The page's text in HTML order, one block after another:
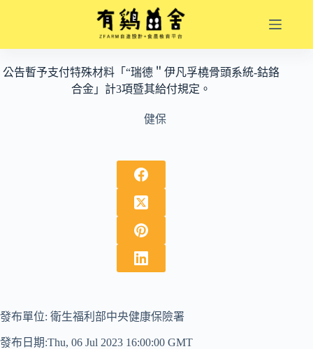
內
公告暫予支付特殊材料「“瑞德＂伊凡孚橈骨頭系統-鈷鉻
合金」計3項暨其給付規定。
健保
發布單位: 衛生福利部中央健康保險署
發布日期:Thu, 06 Jul 2023 16:00:00 GMT